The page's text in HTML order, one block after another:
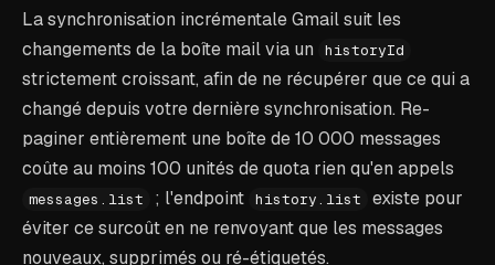
La synchronisation incrémentale Gmail suit les
changements de la boîte mail via un
historyId
strictement croissant, afin de ne récupérer que ce qui a
changé depuis votre dernière synchronisation. Re-
paginer entièrement une boîte de 10 000 messages
coûte au moins 100 unités de quota rien qu'en appels
messages.list ; l'endpoint history.list
existe pour
éviter ce surcoût en ne renvoyant que les messages
nouveaux, supprimés ou ré-étiquetés.